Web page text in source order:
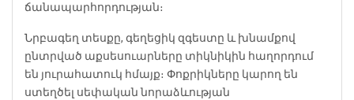
ճանապարհորդության։
Նրբագեղ տեսքը, գեղեցիկ զգեստը և խնամքով
ընտրված աքսեսուարները տիկնիկին հաղորդում
են յուրահատուկ հմայք։ Փոքրիկները կարող են
ստեղծել սեփական նորաձևության